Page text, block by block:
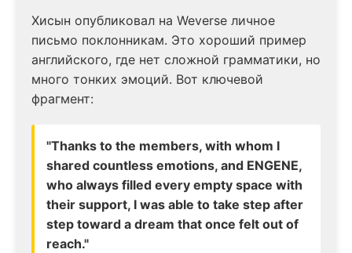
Хисын опубликовал на Weverse личное
письмо поклонникам. Это хороший пример
английского, где нет сложной грамматики, но
много тонких эмоций. Вот ключевой
фрагмент:
"Thanks to the members, with whom I
shared countless emotions, and ENGENE,
who always filled every empty space with
their support, I was able to take step after
step toward a dream that once felt out of
reach."